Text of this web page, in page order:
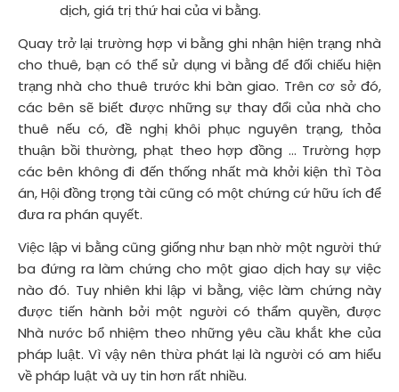
dịch, giá trị thứ hai của vi bằng.
Quay trở lại trường hợp vi bằng ghi nhận hiện trạng nhà
cho thuê, bạn có thể sử dụng vi bằng để đối chiếu hiện
trạng nhà cho thuê trước khi bàn giao. Trên cơ sở đó,
các bên sẽ biết được những sự thay đổi của nhà cho
thuê nếu có, đề nghị khôi phục nguyên trạng, thỏa
thuận bồi thường, phạt theo hợp đồng ... Trường hợp
các bên không đi đến thống nhất mà khởi kiện thì Tòa
án, Hội đồng trọng tài cũng có một chứng cứ hữu ích để
đưa ra phán quyết.
Việc lập vi bằng cũng giống như bạn nhờ một người thứ
ba đứng ra làm chứng cho một giao dịch hay sự việc
nào đó. Tuy nhiên khi lập vi bằng, việc làm chứng này
được tiến hành bởi một người có thẩm quyền, được
Nhà nước bổ nhiệm theo những yêu cầu khắt khe của
pháp luật. Vì vậy nên thừa phát lại là người có am hiểu
về pháp luật và uy tin hơn rất nhiều.